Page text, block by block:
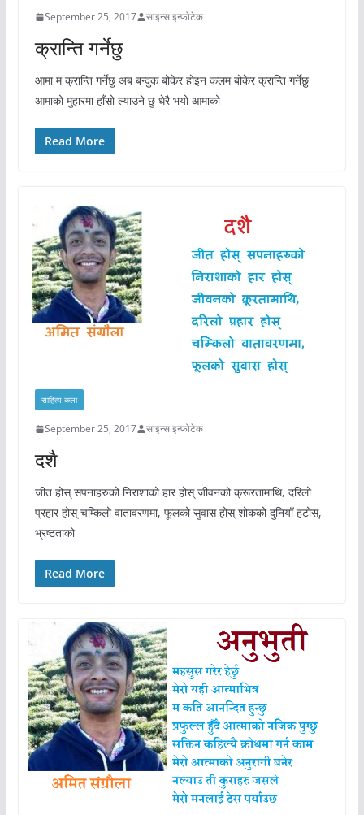
September 25, 2017 साइन्स इन्फोटेक
क्रान्ति गर्नेछु
आमा म क्रान्ति गर्नेछु अब बन्दुक बोकेर होइन कलम बोकेर क्रान्ति गर्नेछु
आमाको मुहारमा हाँसो ल्याउने छु धेरै भयो आमाको
Read More
साहित्य-कला
September 25, 2017 साइन्स इन्फोटेक
दशै
जीत होस् सपनाहरुको निराशाको हार होस् जीवनको क्रूरतामाथि, दरिलो
प्रहार होस् चम्किलो वातावरणमा, फूलको सुवास होस् शोकको दुनियाँ हटोस्,
भ्रष्टताको
Read More